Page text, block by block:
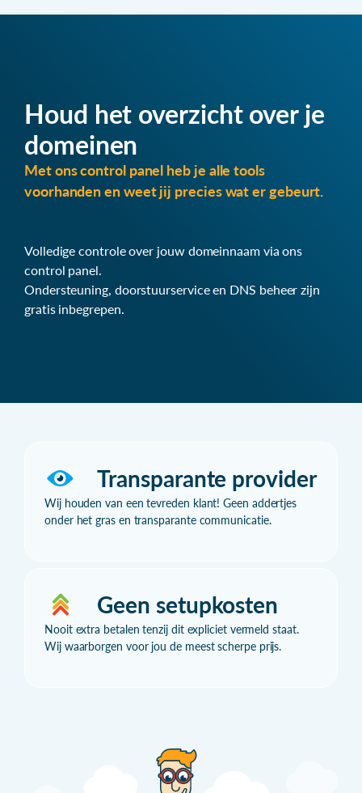
Houd het overzicht over je
domeinen
Met ons control panel heb je alle tools
voorhanden en weet jij precies wat er gebeurt.
Volledige controle over jouw domeinnaam via ons
control panel.
Ondersteuning, doorstuurservice en DNS beheer zijn
gratis inbegrepen.
Transparante provider
Wij houden van een tevreden klant! Geen addertjes
onder het gras en transparante communicatie.
Geen setupkosten
Nooit extra betalen tenzij dit expliciet vermeld staat.
Wij waarborgen voor jou de meest scherpe prijs.